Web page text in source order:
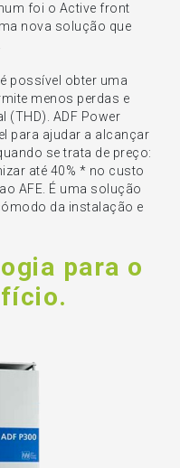
foi o Active front
nova solução que
possível obter uma
menos perdas e
ADF Power
para ajudar a alcançar
se trata de preço:
até 40% * no custo
AFE. É uma solução
da instalação e
para o